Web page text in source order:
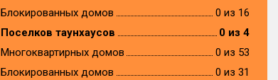
Блокированных домов
0 из 16
Поселков таунхаусов
0 из 4
Многоквартирных домов
0 из 53
Блокированных домов
0 из 31